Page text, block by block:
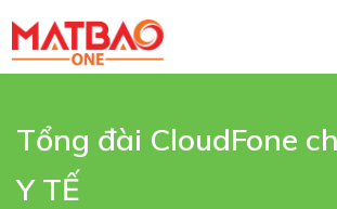
Tổng đài CloudFone
Y TẾ